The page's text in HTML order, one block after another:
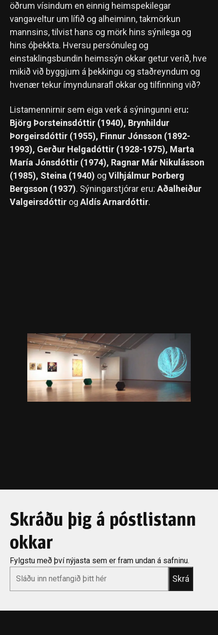
öðrum vísindum en einnig heimspekilegar
vangaveltur um lífið og alheiminn, takmörkun
mannsins, tilvist hans og mörk hins sýnilega og
hins óþekkta. Hversu persónuleg og
einstaklingsbundin heimssýn okkar getur verið, hve
mikið við byggjum á þekkingu og staðreyndum og
hvenær tekur ímyndunarafl okkar og tilfinning við?
Listamennirnir sem eiga verk á sýningunni eru:
Björg Þorsteinsdóttir (1940), Brynhildur
Þorgeirsdóttir (1955), Finnur Jónsson (1892-
1993), Gerður Helgadóttir (1928-1975), Marta
María Jónsdóttir (1974), Ragnar Már Nikulásson
(1985), Steina (1940) og Vilhjálmur Þorberg
Bergsson (1937). Sýningarstjórar eru: Aðalheiður
Valgeirsdóttir og Aldís Arnardóttir.
Skráðu þig á póstlistann
okkar
Fylgstu með því nýjasta sem er fram undan á safninu.